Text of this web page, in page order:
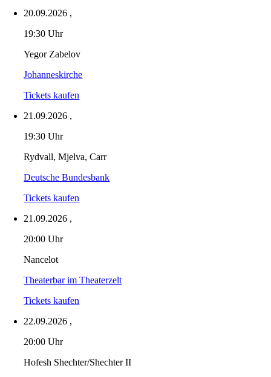
20.09.2026 ,
19:30 Uhr
Yegor Zabelov
Johanneskirche
Tickets kaufen
21.09.2026 ,
19:30 Uhr
Rydvall, Mjelva, Carr
Deutsche Bundesbank
Tickets kaufen
21.09.2026 ,
20:00 Uhr
Nancelot
Theaterbar im Theaterzelt
Tickets kaufen
22.09.2026 ,
20:00 Uhr
Hofesh Shechter/Shechter II